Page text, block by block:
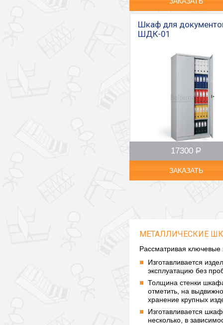
Шкаф для
ШДК-01
17300 Р
–
ЗАКАЗАТЬ
МЕТАЛЛИЧЕСКИЕ
Рассматривая
Изготавливается
эксплуатацию без
Толщина стенки
отметить, на
хранение крупных
Изготавливается
несколько, в